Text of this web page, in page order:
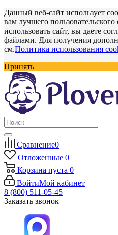
Данный веб-сайт использует
вам лучшего
использовать сайт, вы даете
файлами. Для получения
см.Политика использования
Принять
Сравнение0
Отложенные 0
Корзина пуста 0
ВойтиМой кабинет
8 (800) 511-05-45
Заказать звонок